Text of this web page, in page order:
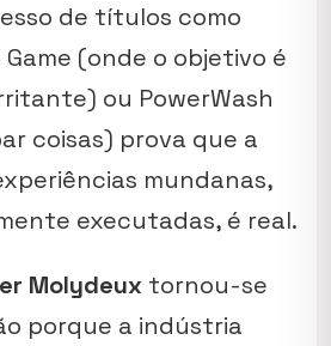
de títulos como
(onde o objetivo é
ou PowerWash
coisas) prova que a
mundanas,
executadas, é real.
Molydeux tornou-se
porque a indústria